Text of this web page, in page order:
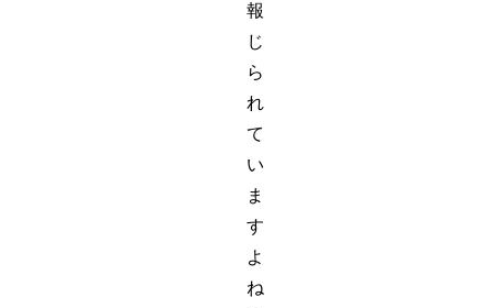
報
じ
ら
れ
て
い
ま
す
よ
ね